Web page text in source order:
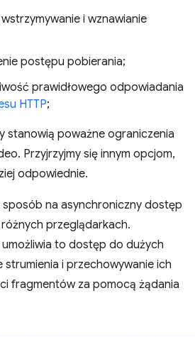
i wznawianie
postępu pobierania;
prawidłowego odpowiadania
HTTP;
stanowią poważne ograniczenia
Przyjrzyjmy się innym opcjom,
odpowiednie.
na asynchroniczny dostęp
przeglądarkach.
to dostęp do dużych
i przechowywanie ich
fragmentów za pomocą żądania